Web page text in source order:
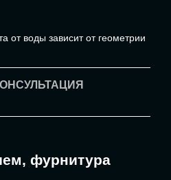
от воды зависит от геометрии
фурнитура